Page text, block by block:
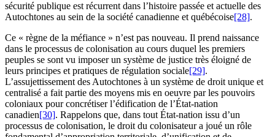
sécurité publique est récurrent dans l’histoire passée et actuelle des
Autochtones au sein de la société canadienne et québécoise[28].
Ce « règne de la méfiance » n’est pas nouveau. Il prend naissance
dans le processus de colonisation au cours duquel les premiers
peuples se sont vu imposer un système de justice très éloigné de
leurs principes et pratiques de régulation sociale[29].
L’assujettissement des Autochtones à un système de droit unique et
centralisé a fait partie des moyens mis en oeuvre par les pouvoirs
coloniaux pour concrétiser l’édification de l’État-nation
canadien[30]. Rappelons que, dans tout État-nation issu d’un
processus de colonisation, le droit du colonisateur a joué un rôle